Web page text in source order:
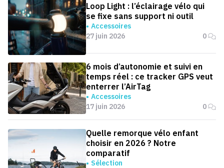
Loop Light : l’éclairage vélo qui
se fixe sans support ni outil
Accessoires
27 juin 2026
0
6 mois d’autonomie et suivi en
temps réel : ce tracker GPS veut
enterrer l’AirTag
Accessoires
17 juin 2026
0
Quelle remorque vélo enfant
choisir en 2026 ? Notre
comparatif
Sélection